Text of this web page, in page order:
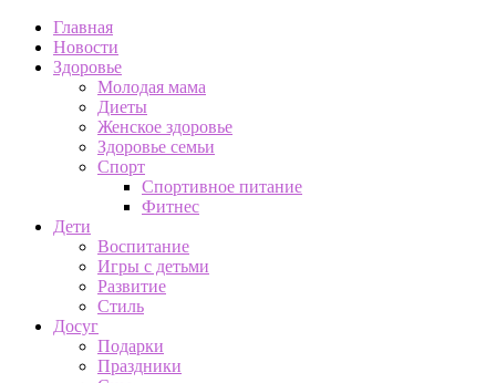
Главная
Новости
Здоровье
Молодая мама
Диеты
Женское здоровье
Здоровье семьи
Спорт
Спортивное питание
Фитнес
Дети
Воспитание
Игры с детьми
Развитие
Стиль
Досуг
Подарки
Праздники